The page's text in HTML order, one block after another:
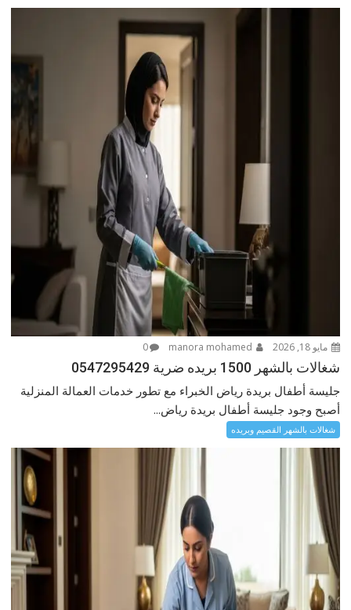
مايو 18, 2026 0
شغالات بالشهر 1500 بريده ضرية 0547295429
جليسة أطفال بريدة رياض الخبراء مع تطور خدمات العمالة المنزلية
أصبح وجود جليسة أطفال بريدة رياض...
شغالات بالشهر القصيم وبريده